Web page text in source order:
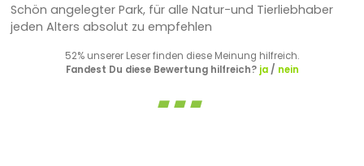
Schön angelegter Park, für alle Natur-und Tierliebhaber
jeden Alters absolut zu empfehlen
52% unserer Leser finden diese Meinung hilfreich.
Fandest Du diese Bewertung hilfreich? ja/ nein